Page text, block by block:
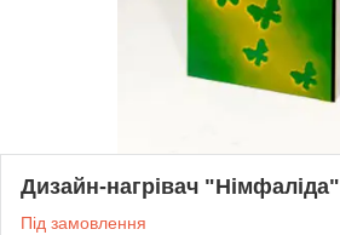
Дизайн-нагрівач "Німфаліда"
Під замовлення